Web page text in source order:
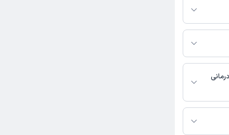
فرزادنیا به شرح زیر
در این صفحه
دسترس نیست.